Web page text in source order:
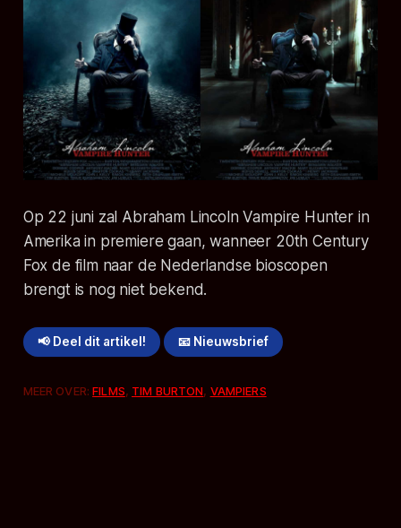
Op 22 juni zal Abraham Lincoln Vampire Hunter in
Amerika in premiere gaan, wanneer 20th Century
Fox de film naar de Nederlandse bioscopen
brengt is nog niet bekend.
📢 Deel dit artikel! 📧 Nieuwsbrief
MEER OVER:FILMS, TIM BURTON, VAMPIERS